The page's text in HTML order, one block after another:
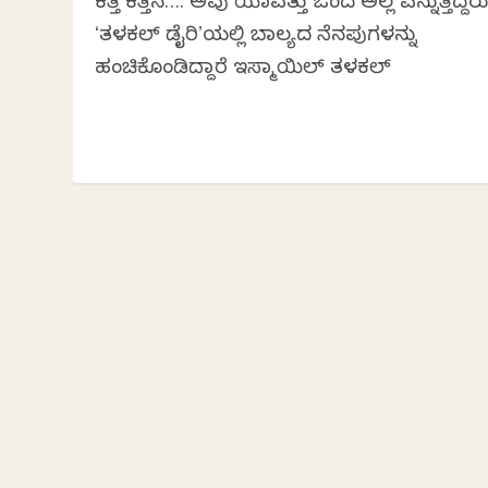
ʻತಳಕಲ್‌ ಡೈರಿʼಯಲ್ಲಿ ಬಾಲ್ಯದ ನೆನಪುಗಳನ್ನು
ಹಂಚಿಕೊಂಡಿದ್ದಾರೆ ಇಸ್ಮಾಯಿಲ್‌ ತಳಕಲ್‌